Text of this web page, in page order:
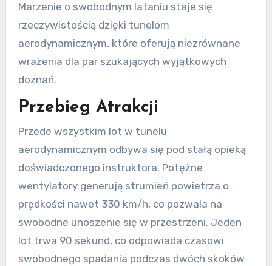
Marzenie o swobodnym lataniu staje się
rzeczywistością dzięki tunelom
aerodynamicznym, które oferują niezrównane
wrażenia dla par szukających wyjątkowych
doznań.
Przebieg Atrakcji
Przede wszystkim lot w tunelu
aerodynamicznym odbywa się pod stałą opieką
doświadczonego instruktora. Potężne
wentylatory generują strumień powietrza o
prędkości nawet 330 km/h, co pozwala na
swobodne unoszenie się w przestrzeni. Jeden
lot trwa 90 sekund, co odpowiada czasowi
swobodnego spadania podczas dwóch skoków